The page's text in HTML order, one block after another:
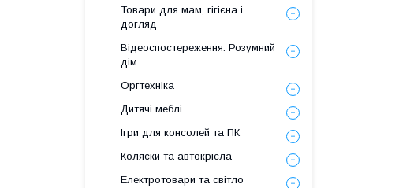
Товари для мам, гігієна і
догляд
Відеоспостереження. Розумний
дім
Оргтехніка
Дитячі меблі
Ігри для консолей та ПК
Коляски та автокрісла
Електротовари та світло